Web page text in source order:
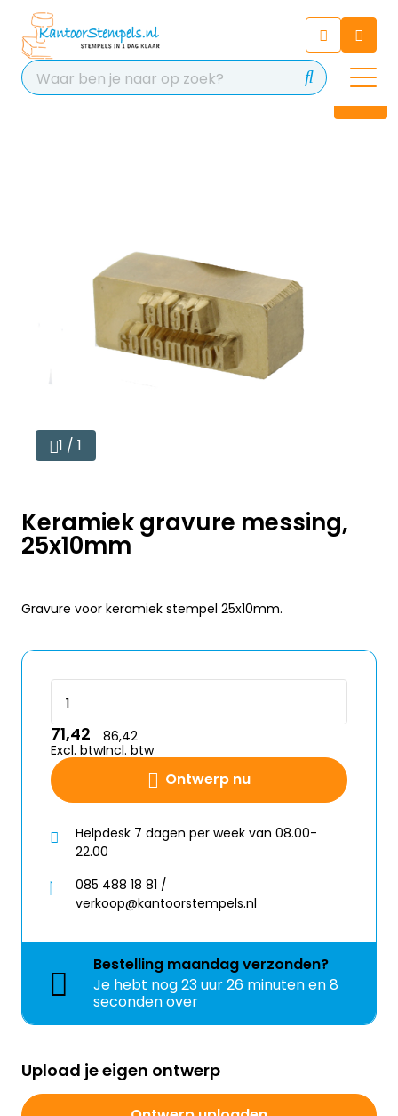
Chat 24/7 met onze chatbot
voor hulp
Contact
1 / 1
Keramiek gravure messing,
25x10mm
Gravure voor keramiek stempel 25x10mm.
Ontwerp nu
71,42
Excl. btw
86,42
Incl. btw
Helpdesk 7 dagen per week van 08.00-
22.00
085 488 18 81 /
verkoop@kantoorstempels.nl
Bestelling maandagverzonden?
Je hebt nog23 uur 26 minuten en 8
seconden over
Upload je eigen ontwerp